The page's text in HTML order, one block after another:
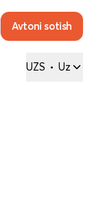
Avtoni sotish
UZS • Uz